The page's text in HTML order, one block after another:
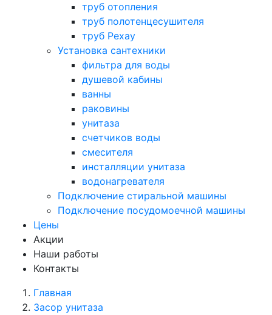
труб отопления
труб полотенцесушителя
труб Рехау
Установка сантехники
фильтра для воды
душевой кабины
ванны
раковины
унитаза
счетчиков воды
смесителя
инсталляции унитаза
водонагревателя
Подключение стиральной машины
Подключение посудомоечной машины
Цены
Акции
Наши работы
Контакты
Главная
Засор унитаза